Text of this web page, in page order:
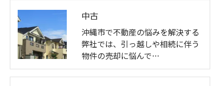
中古
沖縄市で不動産の悩みを解決する
弊社では、引っ越しや相続に伴う
物件の売却に悩んで…